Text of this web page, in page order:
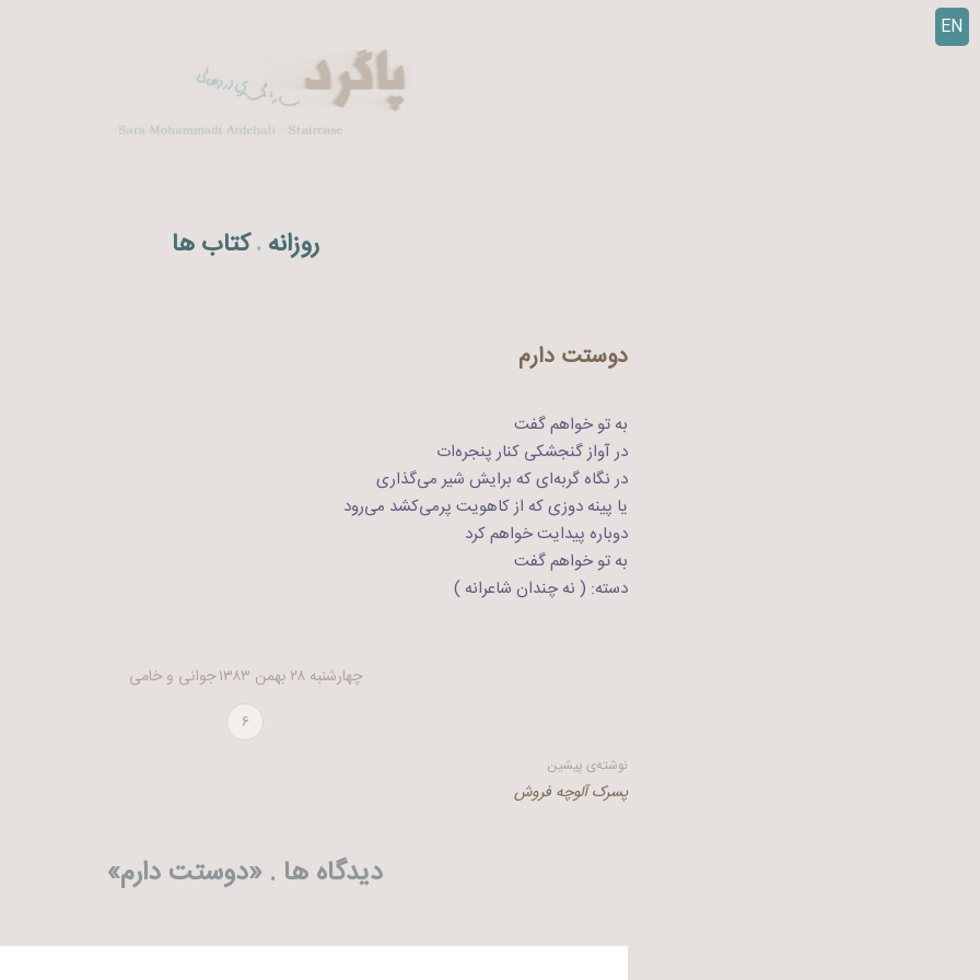
EN
روزانه . کتاب ها
دوستت دارم
به تو خواهم گفت
در آواز گنجشکی کنار پنجره‌ات
در نگاه گربه‌ای که برایش شیر می‌گذاری
یا پینه دوزی که از کاهویت پرمی‌کشد می‌رود
دوباره پیدایت خواهم کرد
به تو خواهم گفت
دسته: ( نه چندان شاعرانه )
چهارشنبه ۲۸ بهمن ۱۳۸۳
جوانی و خامی
۶
راهبری
نوشته‌ی پیشین
پسرک آلوچه فروش
دیدگاه ها . «دوستت دارم»